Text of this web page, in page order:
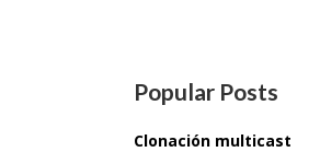
Popular Posts
Clonación multicast